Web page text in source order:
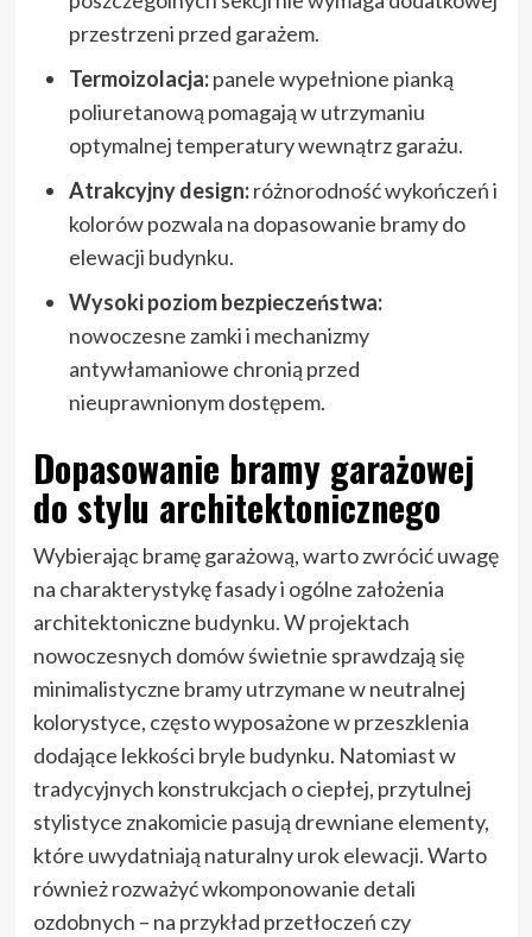
przestrzeni przed garażem.
Termoizolacja:panele wypełnione pianką
poliuretanową pomagają w utrzymaniu
optymalnej temperatury wewnątrz garażu.
Atrakcyjny design:różnorodność wykończeń i
kolorów pozwala na dopasowanie bramy do
elewacji budynku.
Wysoki poziom bezpieczeństwa:
nowoczesne zamki i mechanizmy
antywłamaniowe chronią przed
nieuprawnionym dostępem.
Dopasowanie bramy garażowej
do stylu architektonicznego
Wybierając bramę garażową, warto zwrócić uwagę
na charakterystykę fasady i ogólne założenia
architektoniczne budynku. W projektach
nowoczesnych domów świetnie sprawdzają się
minimalistyczne bramy utrzymane w neutralnej
kolorystyce, często wyposażone w przeszklenia
dodające lekkości bryle budynku. Natomiast w
tradycyjnych konstrukcjach o ciepłej, przytulnej
stylistyce znakomicie pasują drewniane elementy,
które uwydatniają naturalny urok elewacji. Warto
również rozważyć wkomponowanie detali
ozdobnych – na przykład przetłoczeń czy